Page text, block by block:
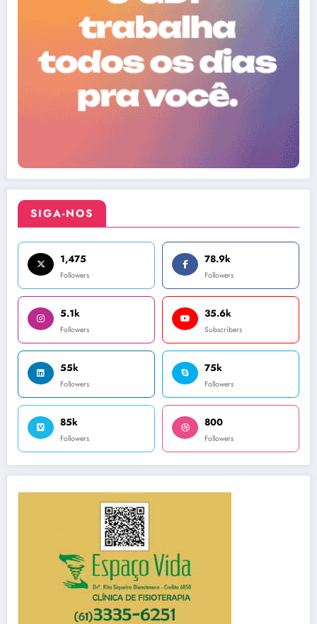
SIGA-NOS
1,475
Followers
78.9k
Followers
5.1k
Followers
35.6k
Subscribers
55k
Followers
75k
Followers
85k
Followers
800
Followers